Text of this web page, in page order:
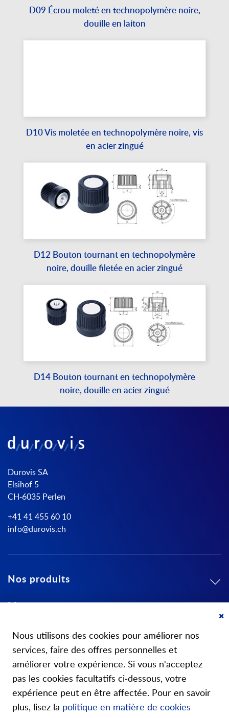
D09 Écrou moleté en technopolymère noire,
douille en laiton
D10 Vis moletée en technopolymère noire, vis
en acier zingué
D12 Bouton tournant en technopolymère
noire, douille filetée en acier zingué
D14 Bouton tournant en technopolymère
noire, douille en acier zingué
Durovis SA
Elsihof 5
CH-6035 Perlen
+41 41 455 60 10
info@durovis.ch
Nos produits
A propos de nous
Nos boutiques
Nous utilisons des cookies pour améliorer nos
services, faire des offres personnelles et
améliorer votre expérience. Si vous n'acceptez
pas les cookies facultatifs ci-dessous, votre
expérience peut en être affectée. Pour en savoir
plus, lisez la politique en matière de cookies